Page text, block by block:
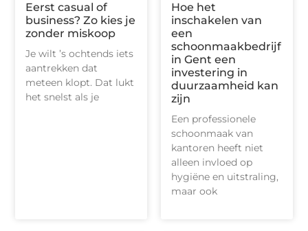
Eerst casual of
business? Zo kies je
zonder miskoop
Je wilt ’s ochtends iets
aantrekken dat
meteen klopt. Dat lukt
het snelst als je
Hoe het
inschakelen van
een
schoonmaakbedrijf
in Gent een
investering in
duurzaamheid kan
zijn
Een professionele
schoonmaak van
kantoren heeft niet
alleen invloed op
hygiëne en uitstraling,
maar ook